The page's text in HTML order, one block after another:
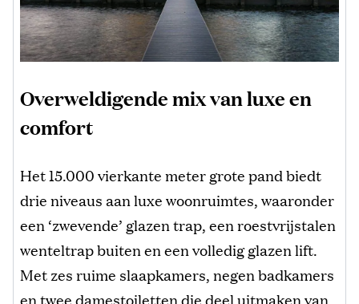
Overweldigende mix van luxe en
comfort
Het 15.000 vierkante meter grote pand biedt
drie niveaus aan luxe woonruimtes, waaronder
een ‘zwevende’ glazen trap, een roestvrijstalen
wenteltrap buiten en een volledig glazen lift.
Met zes ruime slaapkamers, negen badkamers
en twee damestoiletten die deel uitmaken van